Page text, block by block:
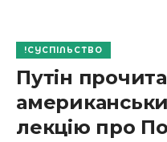
СУСПІЛЬСТВО
Путін
лекцію про